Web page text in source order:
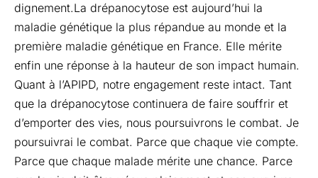
dignement.La drépanocytose est aujourd’hui la
maladie génétique la plus répandue au monde et la
première maladie génétique en France. Elle mérite
enfin une réponse à la hauteur de son impact humain.
Quant à l’APIPD, notre engagement reste intact. Tant
que la drépanocytose continuera de faire souffrir et
d’emporter des vies, nous poursuivrons le combat. Je
poursuivrai le combat. Parce que chaque vie compte.
Parce que chaque malade mérite une chance. Parce